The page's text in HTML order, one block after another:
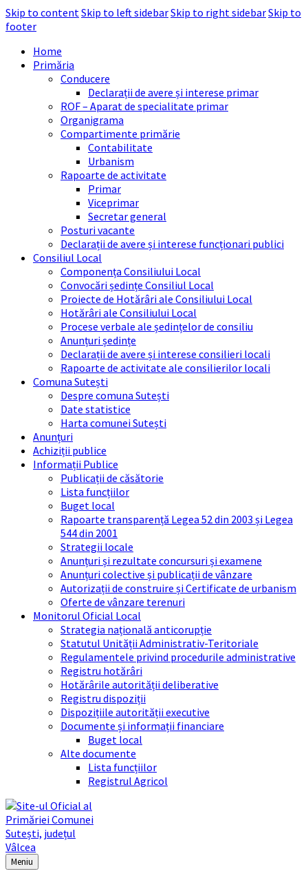
Skip to contentSkip to left sidebarSkip to right sidebarSkip to
footer
Home
Primăria
Conducere
Declarații de avere și interese primar
ROF – Aparat de specialitate primar
Organigrama
Compartimente primărie
Contabilitate
Urbanism
Rapoarte de activitate
Primar
Viceprimar
Secretar general
Posturi vacante
Declarații de avere și interese funcționari publici
Consiliul Local
Componența Consiliului Local
Convocări ședințe Consiliul Local
Proiecte de Hotărâri ale Consiliului Local
Hotărâri ale Consiliului Local
Procese verbale ale ședințelor de consiliu
Anunțuri ședințe
Declarații de avere și interese consilieri locali
Rapoarte de activitate ale consilierilor locali
Comuna Sutești
Despre comuna Sutești
Date statistice
Harta comunei Sutești
Anunțuri
Achiziții publice
Informații Publice
Publicații de căsătorie
Lista funcțiilor
Buget local
Rapoarte transparență Legea 52 din 2003 și Legea
544 din 2001
Strategii locale
Anunțuri și rezultate concursuri și examene
Anunțuri colective și publicații de vânzare
Autorizații de construire și Certificate de urbanism
Oferte de vânzare terenuri
Monitorul Oficial Local
Strategia națională anticorupție
Statutul Unității Administrativ-Teritoriale
Regulamentele privind procedurile administrative
Registru hotărâri
Hotărârile autorității deliberative
Registru dispoziții
Dispozițiile autorității executive
Documente și informații financiare
Buget local
Alte documente
Lista funcțiilor
Registrul Agricol
Meniu